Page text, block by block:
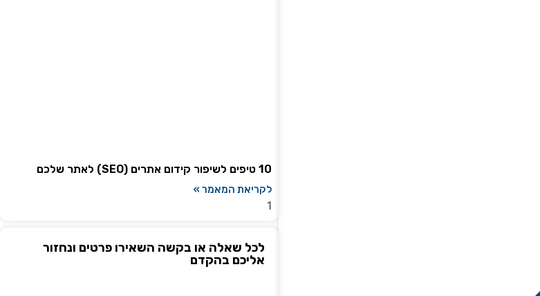
10 טיפים לשיפור קידום אתרים (SEO) לאתר שלכם
לקריאת המאמר »
לכל שאלה או בקשה השאירו פרטים ונחזור
אליכם בהקדם